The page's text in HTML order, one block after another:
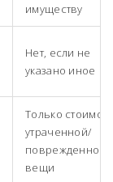
имуществу
Нет, если не
указано иное
Только
утраченной/
поврежденной
вещи